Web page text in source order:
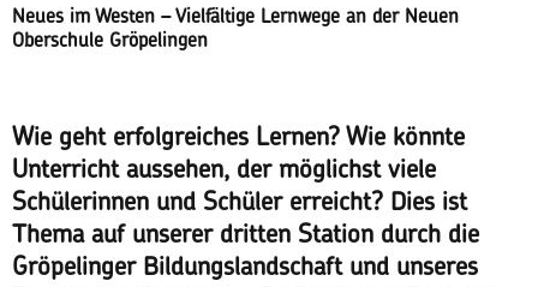
Neues im Westen – Vielfältige Lernwege an der Neuen
Oberschule Gröpelingen
Wie geht erfolgreiches Lernen? Wie könnte
Unterricht aussehen, der möglichst viele
Schülerinnen und Schüler erreicht? Dies ist
Thema auf unserer dritten Station durch die
Gröpelinger Bildungslandschaft und unseres